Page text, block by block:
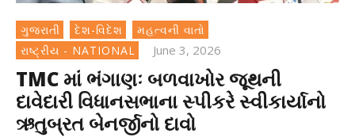
ગુજરાતી દેશ-વિદેશ
મહત્વની વાતો
રાષ્ટ્રીય - NATIONAL
June 3, 2026
TMC માં ભંગાણઃ બળવાખોર જૂથની
દાવેદારી વિધાનસભાના સ્પીકરે સ્વીકાર્યાનો
ઋતુબ્રત બેનર્જીનો દાવો